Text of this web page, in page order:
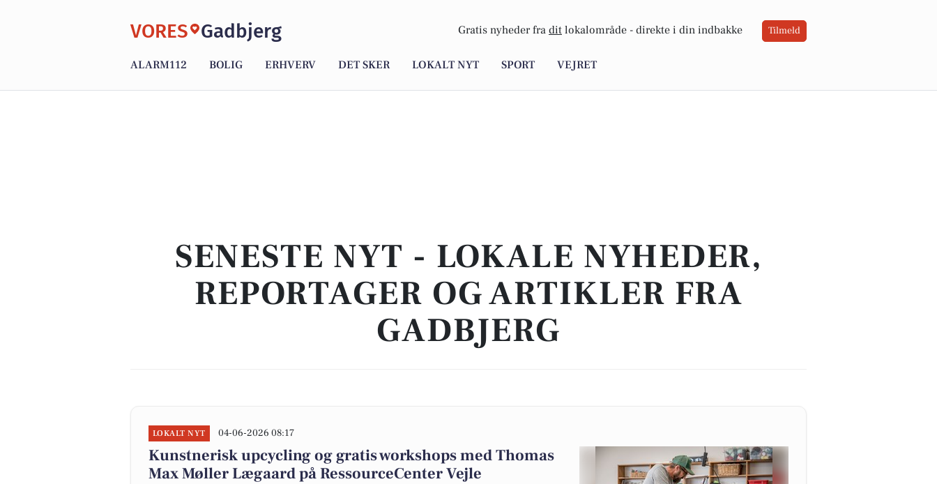
VORES Gadbjerg Gratis nyheder fra dit lokalområde - direkte i din indbakke Tilmeld
ALARM112 BOLIG ERHVERV DET SKER LOKALT NYT SPORT VEJRET
SENESTE NYT - LOKALE NYHEDER,
REPORTAGER OG ARTIKLER FRA
GADBJERG
LOKALT NYT 04-06-2026 08:17
Kunstnerisk upcycling og gratis workshops med Thomas
Max Møller Lægaard på RessourceCenter Vejle